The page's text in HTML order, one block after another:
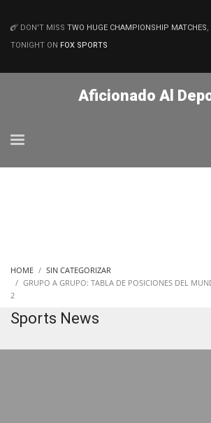
MATCHES
DON'T MISS TWO HUGE CHAMPIONSHIP MATCHES,
TONIGHT ON FOX SPORTS
Aficionado Al
HOME
SIN CATEGORIZAR
GRUPO A GRUPO: TABLA DE POSICIONES DEL
2
Sports News